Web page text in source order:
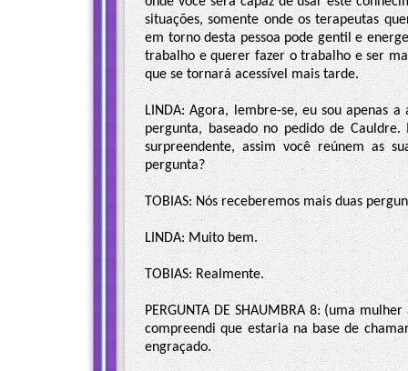
situações, somente onde os terapeutas
em torno desta pessoa pode gentil e
trabalho e querer fazer o trabalho e ser
que se tornará acessível mais tarde.
LINDA: Agora, lembre-se, eu sou apenas
pergunta, baseado no pedido de
surpreendente, assim você reúnem as
pergunta?
TOBIAS: Nós receberemos mais duas
LINDA: Muito bem.
TOBIAS: Realmente.
PERGUNTA DE SHAUMBRA 8: (uma
compreendi que estaria na base de
engraçado.